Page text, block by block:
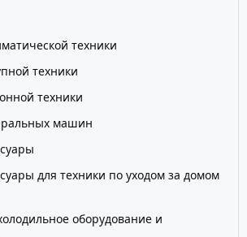
техники
техники
техники
машин
для техники по уходом за домом
оборудование и